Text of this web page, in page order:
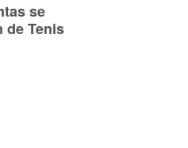
se
de Tenis